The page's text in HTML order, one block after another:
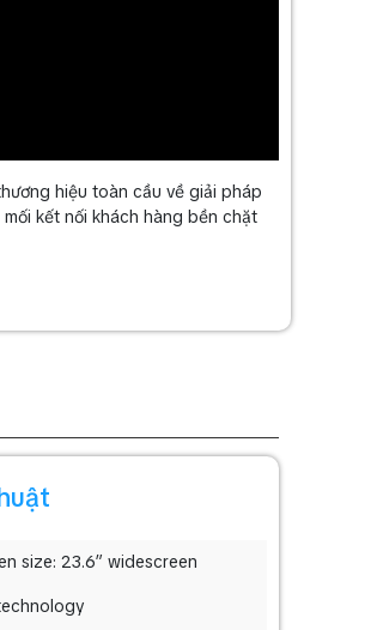
hiệu toàn cầu về giải pháp
kết nối khách hàng bền chặt
size: 23.6” widescreen